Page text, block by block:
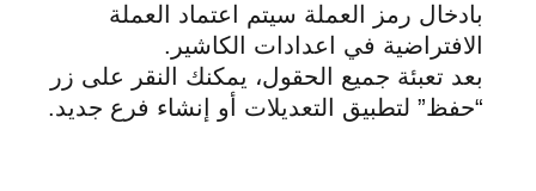
بادخال رمز العملة سيتم اعتماد العملة
الافتراضية في اعدادات الكاشير.
بعد تعبئة جميع الحقول، يمكنك النقر على زر
“حفظ” لتطبيق التعديلات أو إنشاء فرع جديد.